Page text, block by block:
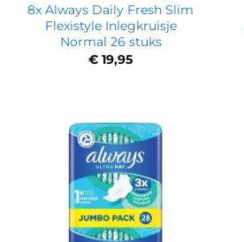
8x Always Daily Fresh Slim
Flexistyle Inlegkruisje
Normal 26 stuks
€ 19,95